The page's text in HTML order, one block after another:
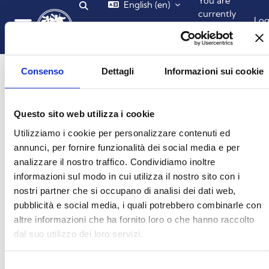
Consenso Dettagli Informazioni sui cookie
Questo sito web utilizza i cookie
Utilizziamo i cookie per personalizzare contenuti ed
annunci, per fornire funzionalità dei social media e per
analizzare il nostro traffico. Condividiamo inoltre
informazioni sul modo in cui utilizza il nostro sito con i
nostri partner che si occupano di analisi dei dati web,
pubblicità e social media, i quali potrebbero combinarle con
altre informazioni che ha fornito loro o che hanno raccolto
dal suo utilizzo dei loro servizi.
Skip to main content Toggle search input
English ‎(en)‎
currently
guest
access
in
Login required
Guests cannot access user profiles. Log in with a full
Cancel Continue